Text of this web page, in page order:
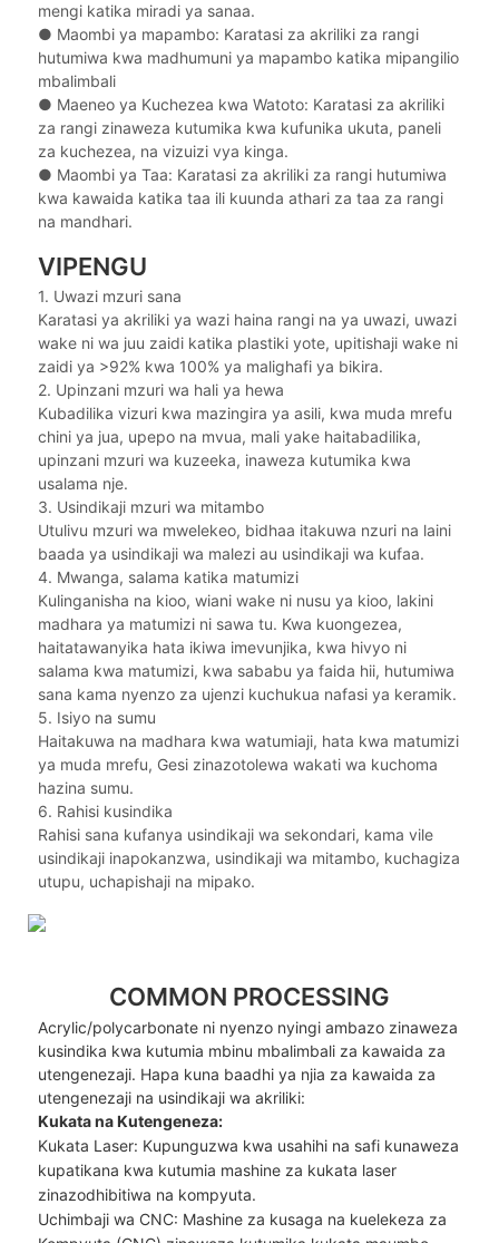
mengi katika miradi ya sanaa.
● Maombi ya mapambo: Karatasi za akriliki za rangi
hutumiwa kwa madhumuni ya mapambo katika mipangilio
mbalimbali
● Maeneo ya Kuchezea kwa Watoto: Karatasi za akriliki
za rangi zinaweza kutumika kwa kufunika ukuta, paneli
za kuchezea, na vizuizi vya kinga.
● Maombi ya Taa: Karatasi za akriliki za rangi hutumiwa
kwa kawaida katika taa ili kuunda athari za taa za rangi
na mandhari.
VIPENGU
1. Uwazi mzuri sana
Karatasi ya akriliki ya wazi haina rangi na ya uwazi, uwazi
wake ni wa juu zaidi katika plastiki yote, upitishaji wake ni
zaidi ya >92% kwa 100% ya malighafi ya bikira.
2. Upinzani mzuri wa hali ya hewa
Kubadilika vizuri kwa mazingira ya asili, kwa muda mrefu
chini ya jua, upepo na mvua, mali yake haitabadilika,
upinzani mzuri wa kuzeeka, inaweza kutumika kwa
usalama nje.
3. Usindikaji mzuri wa mitambo
Utulivu mzuri wa mwelekeo, bidhaa itakuwa nzuri na laini
baada ya usindikaji wa malezi au usindikaji wa kufaa.
4. Mwanga, salama katika matumizi
Kulinganisha na kioo, wiani wake ni nusu ya kioo, lakini
madhara ya matumizi ni sawa tu. Kwa kuongezea,
haitatawanyika hata ikiwa imevunjika, kwa hivyo ni
salama kwa matumizi, kwa sababu ya faida hii, hutumiwa
sana kama nyenzo za ujenzi kuchukua nafasi ya keramik.
5. Isiyo na sumu
Haitakuwa na madhara kwa watumiaji, hata kwa matumizi
ya muda mrefu, Gesi zinazotolewa wakati wa kuchoma
hazina sumu.
6. Rahisi kusindika
Rahisi sana kufanya usindikaji wa sekondari, kama vile
usindikaji inapokanzwa, usindikaji wa mitambo, kuchagiza
utupu, uchapishaji na mipako.
COMMON PROCESSING
Acrylic/polycarbonate ni nyenzo nyingi ambazo zinaweza
kusindika kwa kutumia mbinu mbalimbali za kawaida za
utengenezaji. Hapa kuna baadhi ya njia za kawaida za
utengenezaji na usindikaji wa akriliki:
Kukata na Kutengeneza:
Kukata Laser: Kupunguzwa kwa usahihi na safi kunaweza
kupatikana kwa kutumia mashine za kukata laser
zinazodhibitiwa na kompyuta.
Uchimbaji wa CNC: Mashine za kusaga na kuelekeza za